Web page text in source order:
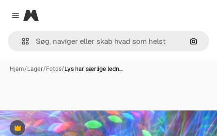
Close menu
Magnific
Søg
Hjem/Lager/Fotos/Lys har særlige ledn…
Præmie